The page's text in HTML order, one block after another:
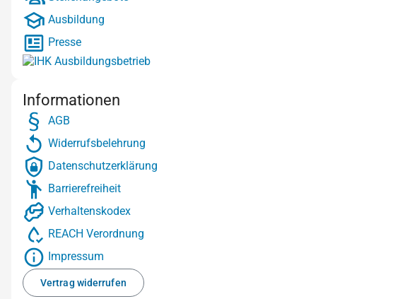
Ausbildung
Presse
Informationen
AGB
Widerrufsbelehrung
Datenschutzerklärung
Barrierefreiheit
Verhaltenskodex
REACH Verordnung
Impressum
Vertrag widerrufen